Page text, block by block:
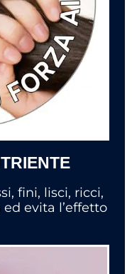
fini, lisci, ricci,
evita l’effetto